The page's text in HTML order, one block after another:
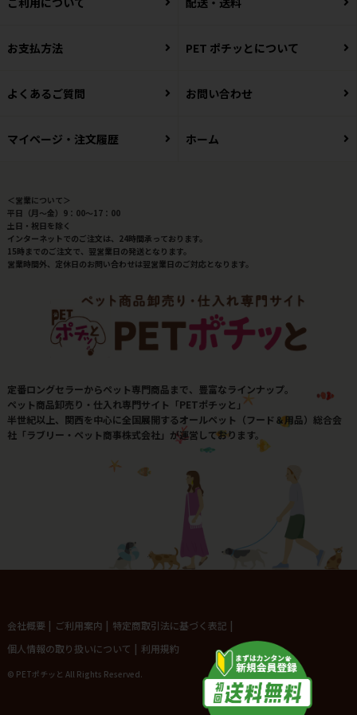
お支払方法 PET ポチッとについて
よくあるご質問 お問い合わせ
マイページ・注文履歴 ホーム
＜営業について＞
平日（月～金）9：00～17：00
土日・祝日を除く
インターネットでのご注文は、24時間承っております。
15時までのご注文で、翌営業日の発送となります。
営業時間外、定休日のお問い合わせは翌営業日のご対応となります。
定番ロングセラーからペット専門商品まで、豊富なラインナップ。
ペット商品卸売り・仕入れ専門サイト「PETポチッと」
半世紀以上、関西を中心に全国展開するオールペット（フード＆用品）総合会
社「ラブリー・ペット商事株式会社」が運営しております。
会社概要 | ご利用案内 | 特定商取引法に基づく表記 |
個人情報の取り扱いについて | 利用規約
© PETポチッと All Rights Reserved.